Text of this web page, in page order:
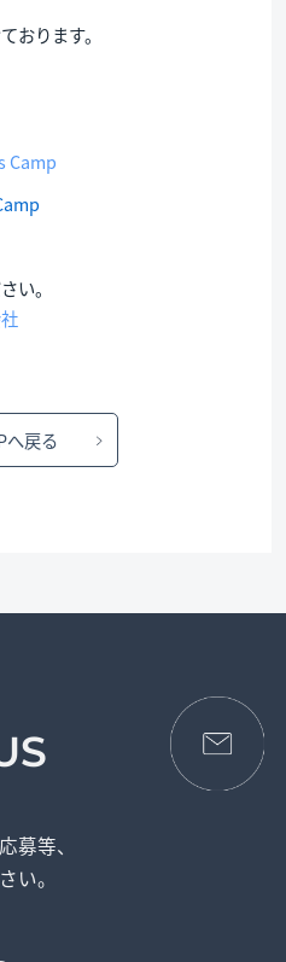
おります。
Camp
い。
へ戻る
募等、
い。